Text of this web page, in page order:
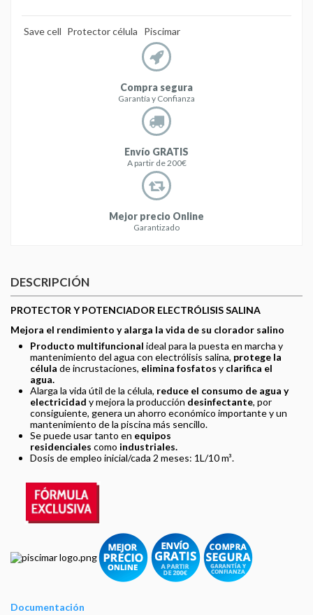
Save cell Protector célula Piscimar
Compra segura
Garantía y Confianza
Envío GRATIS
A partir de 200€
Mejor precio Online
Garantizado
DESCRIPCIÓN
PROTECTOR Y POTENCIADOR ELECTRÓLISIS SALINA
Mejora el rendimiento y alarga la vida de su clorador salino
Producto multifuncional ideal para la puesta en marcha y
mantenimiento del agua con electrólisis salina, protege la
célula de incrustaciones, elimina fosfatos y clarifica el
agua.
Alarga la vida útil de la célula, reduce el consumo de agua y
electricidad y mejora la producción desinfectante, por
consiguiente, genera un ahorro económico importante y un
mantenimiento de la piscina más sencillo.
Se puede usar tanto en equipos
residenciales como industriales.
Dosis de empleo inicial/cada 2 meses: 1L/10 m³.
Documentación